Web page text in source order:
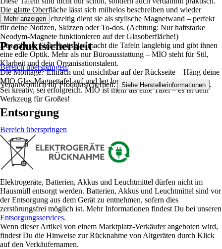
Die glatte Oberfläche lässt sich mühelos beschreiben und wieder
abwischen. Gleichzeitig dient sie als stylische Magnetwand – perfekt
für deine Notizen, Skizzen oder To-dos. (Achtung: Nur haftstarke
Neodym-Magnete funktionieren auf der Glasoberfläche!)
Das robuste Sicherheitsglas macht die Tafeln langlebig und gibt ihnen
eine edle Optik. Mehr als nur Büroausstattung – MIO steht für Stil,
Klarheit und dein Organisationstalent.
Die Montage? Einfach und unsichtbar auf der Rückseite – Häng deine
MIO Glas-Magnettafel auf und leg los.
Sei kreativ, sei erfolgreich. MIO ist mehr als eine Tafel – es ist dein
Werkzeug für Großes!
Mehr anzeigen
Produktsicherheit
Bereich überspringen
Verantwortlich für Produktsicherheit: Siehe Herstellerinformationen .
Entsorgung
Bereich überspringen
Elektrogeräte, Batterien, Akkus und Leuchtmittel dürfen nicht im
Hausmüll entsorgt werden. Batterien, Akkus und Leuchtmittel sind vor
der Entsorgung aus dem Gerät zu entnehmen, sofern dies
zerstörungsfrei möglich ist. Mehr Informationen findest Du bei unseren
Entsorgungsservices.
Wenn dieser Artikel von einem Marktplatz-Verkäufer angeboten wird,
findest Du die Hinweise zur Rücknahme von Altgeräten durch Klick
auf den Verkäufernamen.